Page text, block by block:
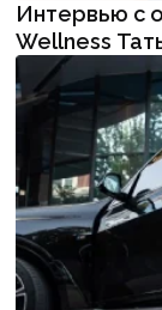
Интервью с
Wellness